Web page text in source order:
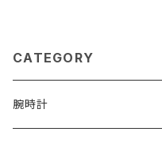
CATEGORY
腕時計